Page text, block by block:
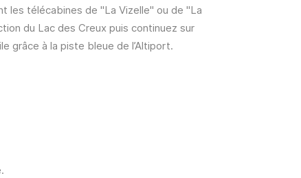
les télécabines de "La Vizelle" ou de "La
du Lac des Creux puis continuez sur
grâce à la piste bleue de l’Altiport.